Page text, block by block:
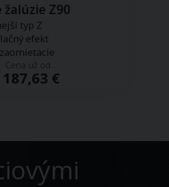
Z90
typ Z
efekt
Cena už od...
187,63 €